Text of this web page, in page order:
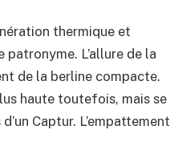
thermique et
L’allure de la
de la berline compacte.
haute toutefois, mais se
Captur. L’empattement